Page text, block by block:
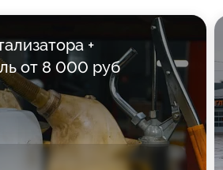
+
от 8 000 руб